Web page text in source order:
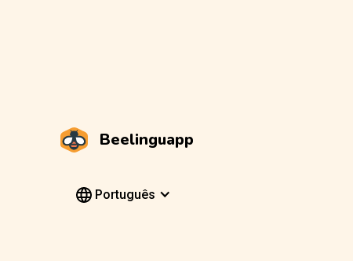
Beelinguapp
Português